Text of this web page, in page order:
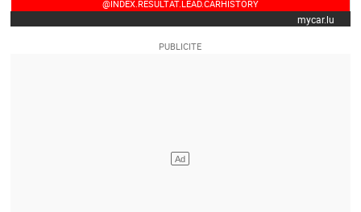
@INDEX.RESULTAT.LEAD.CARHISTORY
mycar.lu